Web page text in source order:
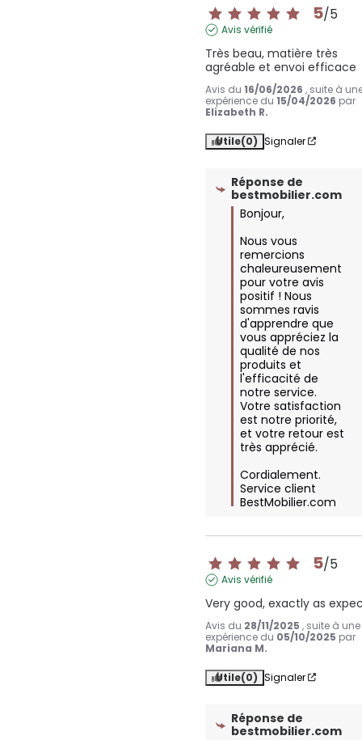
5/5
Avis vérifié
Très beau, matière très
agréable et envoi efficace
Avis du16/06/2026 , suite à
expérience du15/04/2026 par
Elizabeth R.
Utile(0) Signaler
Réponse de
bestmobilier.com
Bonjour,
Nous vous
remercions
chaleureusement
pour votre avis
positif ! Nous
sommes ravis
d'apprendre que
vous appréciez la
qualité de nos
produits et
l'efficacité de
notre service.
Votre satisfaction
est notre priorité,
et votre retour est
très apprécié.
Cordialement.
Service client
BestMobilier.com
5/5
Avis vérifié
Very good, exactly as
Avis du 28/11/2025 , suite à une
expérience du 05/10/2025 par
Mariana M.
Utile(0) Signaler
Réponse de
bestmobilier.com